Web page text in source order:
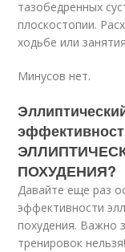
тазобедренных
плоскостопии.
ходьбе или
Минусов нет.
ПОХУДЕНИЯ?
Давайте еще раз
эффективности
похудения. Важно
тренировок